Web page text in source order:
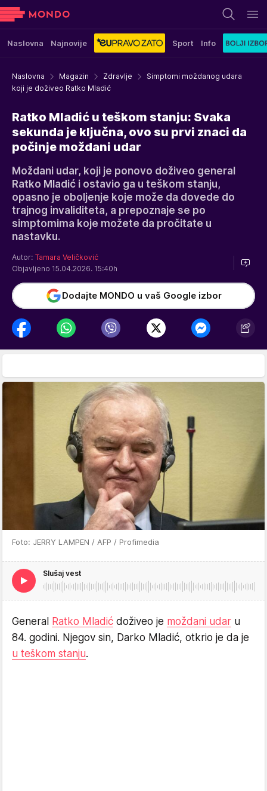
Naslovna Najnovije Sport Info
Naslovna Magazin Zdravlje
Simptomi moždanog udara
koji je doživeo Ratko Mladić
Ratko Mladić u teškom stanju: Svaka
sekunda je ključna, ovo su prvi znaci da
počinje moždani udar
Moždani udar, koji je ponovo doživeo general
Ratko Mladić i ostavio ga u teškom stanju,
opasno je oboljenje koje može da dovede do
trajnog invaliditeta, a prepoznaje se po
simptomima koje možete da pročitate u
nastavku.
Autor: Tamara Veličković
Objavljeno 15.04.2026. 15:40h
Dodajte MONDO u vaš Google izbor
Foto: JERRY LAMPEN / AFP / Profimedia
Slušaj vest
General Ratko Mladić doživeo je moždani udar u
84. godini. Njegov sin, Darko Mladić, otkrio je da je
u teškom stanju.